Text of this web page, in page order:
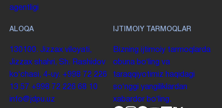
agentligi
ALOQA
130100. Jizzax viloyati,
Jizzax shahri, Sh. Rashidov
koʻchasi, 4-uy. +998 72 226
13 57 +998 72 226 68 10
info@jdpu.uz
IJTIMOIY TARMOQLAR
Bizning ijtimoiy tarmoqlarda
obuna boʻling va
taraqqiyotimiz haqidagi
soʻnggi yangiliklardan
xabardor boʻling.